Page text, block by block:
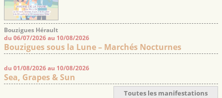
Bouzigues Hérault
du 06/07/2026 au 10/08/2026
Bouzigues sous la Lune – Marchés Nocturnes
du 01/08/2026 au 10/08/2026
Sea, Grapes & Sun
Toutes les manifestations